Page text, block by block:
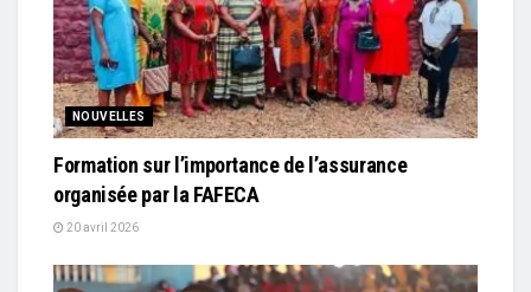
NOUVELLES
Formation sur l’importance de l’assurance
organisée par la FAFECA
20 avril 2026